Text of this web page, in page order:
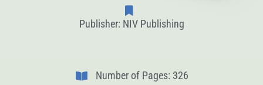
Publisher: NIV Publishing
Number of Pages: 326